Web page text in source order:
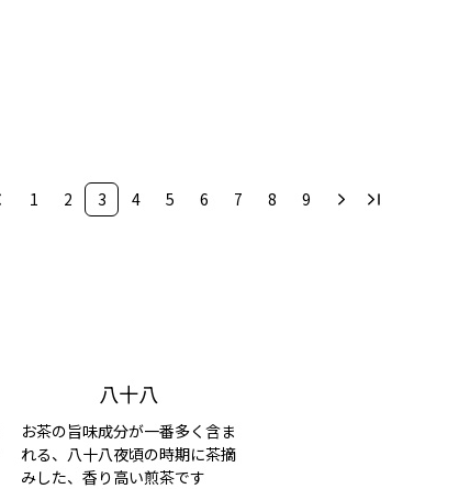
1 2 3 4 5 6 7 8 9
八十八
お茶の旨味成分が一番多く含ま
れる、八十八夜頃の時期に茶摘
みした、香り高い煎茶です